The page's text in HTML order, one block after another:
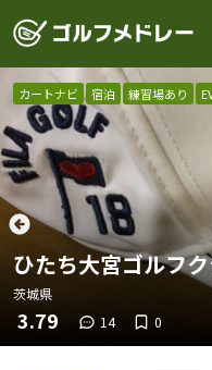
カートナビ 宿泊 練習場あり
ひたち大宮ゴルフ
茨城県
3.79 14 0